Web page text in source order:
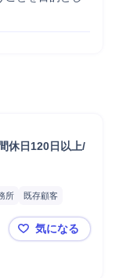
休日120日以上/
所
既存顧客
【株式会社
気になる